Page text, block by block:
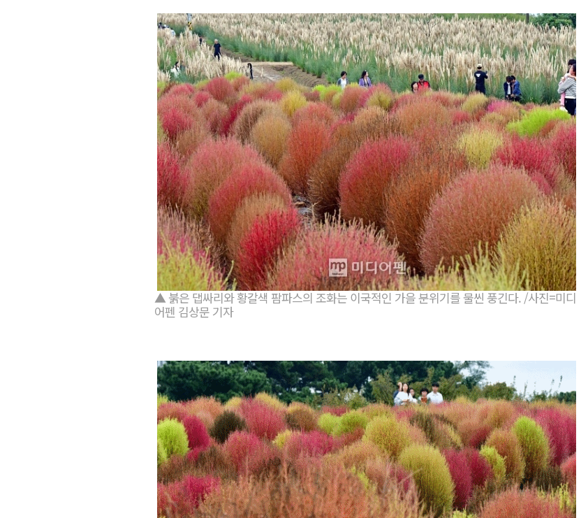
▲ 붉은 댑싸리와 황갈색 팜파스의 조화는 이국적인 가을 분위기를 물씬 풍긴다. /사진=미디
어펜 김상문 기자